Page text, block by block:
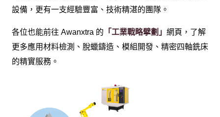
設備，更有一支經驗豐富、技術精湛的團隊。
各位也能前往 Awanxtra 的 「工業戰略擘劃」 網頁，了解
更多應用材料檢測、脫蠟鑄造、模組開發、精密四軸銑床
的精實服務。